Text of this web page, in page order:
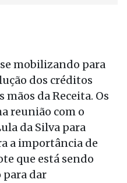
mobilizando para
dos créditos
da Receita. Os
reunião com o
da Silva para
a importância de
que está sendo
dar